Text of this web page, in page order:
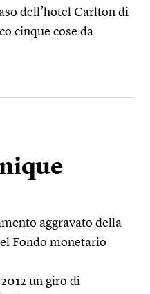
dell’hotel Carlton di
cinque cose da
aggravato della
Fondo monetario
un giro di